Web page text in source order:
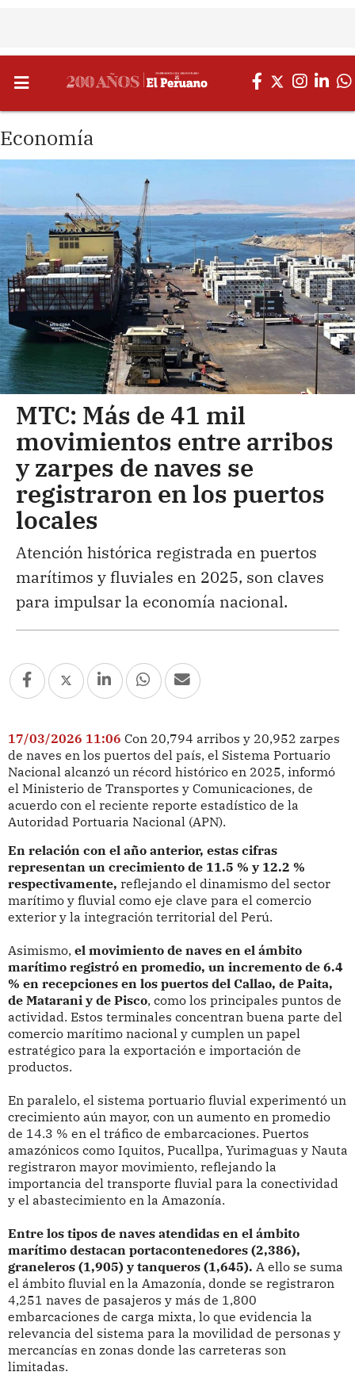
Economía
MTC: Más de 41 mil
movimientos entre arribos
y zarpes de naves se
registraron en los puertos
locales
Atención histórica registrada en puertos
marítimos y fluviales en 2025, son claves
para impulsar la economía nacional.
17/03/2026 11:06 Con 20,794 arribos y 20,952 zarpes
de naves en los puertos del país, el Sistema Portuario
Nacional alcanzó un récord histórico en 2025, informó
el Ministerio de Transportes y Comunicaciones, de
acuerdo con el reciente reporte estadístico de la
Autoridad Portuaria Nacional (APN).
En relación con el año anterior, estas cifras
representan un crecimiento de 11.5 % y 12.2 %
respectivamente, reflejando el dinamismo del sector
marítimo y fluvial como eje clave para el comercio
exterior y la integración territorial del Perú.
Asimismo, el movimiento de naves en el ámbito
marítimo registró en promedio, un incremento de 6.4
% en recepciones en los puertos del Callao, de Paita,
de Matarani y de Pisco, como los principales puntos de
actividad. Estos terminales concentran buena parte del
comercio marítimo nacional y cumplen un papel
estratégico para la exportación e importación de
productos.
En paralelo, el sistema portuario fluvial experimentó un
crecimiento aún mayor, con un aumento en promedio
de 14.3 % en el tráfico de embarcaciones. Puertos
amazónicos como Iquitos, Pucallpa, Yurimaguas y Nauta
registraron mayor movimiento, reflejando la
importancia del transporte fluvial para la conectividad
y el abastecimiento en la Amazonía.
Entre los tipos de naves atendidas en el ámbito
marítimo destacan portacontenedores (2,386),
graneleros (1,905) y tanqueros (1,645). A ello se suma
el ámbito fluvial en la Amazonía, donde se registraron
4,251 naves de pasajeros y más de 1,800
embarcaciones de carga mixta, lo que evidencia la
relevancia del sistema para la movilidad de personas y
mercancías en zonas donde las carreteras son
limitadas.